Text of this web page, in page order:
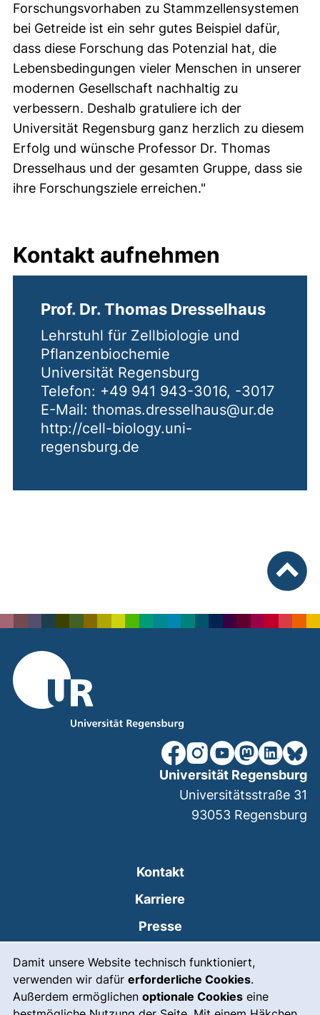
Damit unsere Website technisch funktioniert,
verwenden wir dafür erforderliche Cookies.
Außerdem ermöglichen optionale Cookies eine
Forschungsvorhaben zu Stammzellensystemen
bei Getreide ist ein sehr gutes Beispiel dafür,
dass diese Forschung das Potenzial hat, die
Lebensbedingungen vieler Menschen in unserer
modernen Gesellschaft nachhaltig zu
verbessern. Deshalb gratuliere ich der
Universität Regensburg ganz herzlich zu diesem
Erfolg und wünsche Professor Dr. Thomas
Dresselhaus und der gesamten Gruppe, dass sie
ihre Forschungsziele erreichen."
Kontakt aufnehmen
Prof. Dr. Thomas Dresselhaus
Lehrstuhl für Zellbiologie und
Pflanzenbiochemie
Universität Regensburg
Telefon: +49 941 943-3016, -3017
E-Mail: thomas.dresselhaus@ur.de
http://cell-biology.uni-
regensburg.de
unsere Facebook-Seite
unsere Instagram-
unsere YouTube-
unsereunsere
Kontakt
Karriere
Presse
Leichte Sprache
Gebärdensprache
Universität Regensburg
Universitätsstraße 31
93053 Regensburg